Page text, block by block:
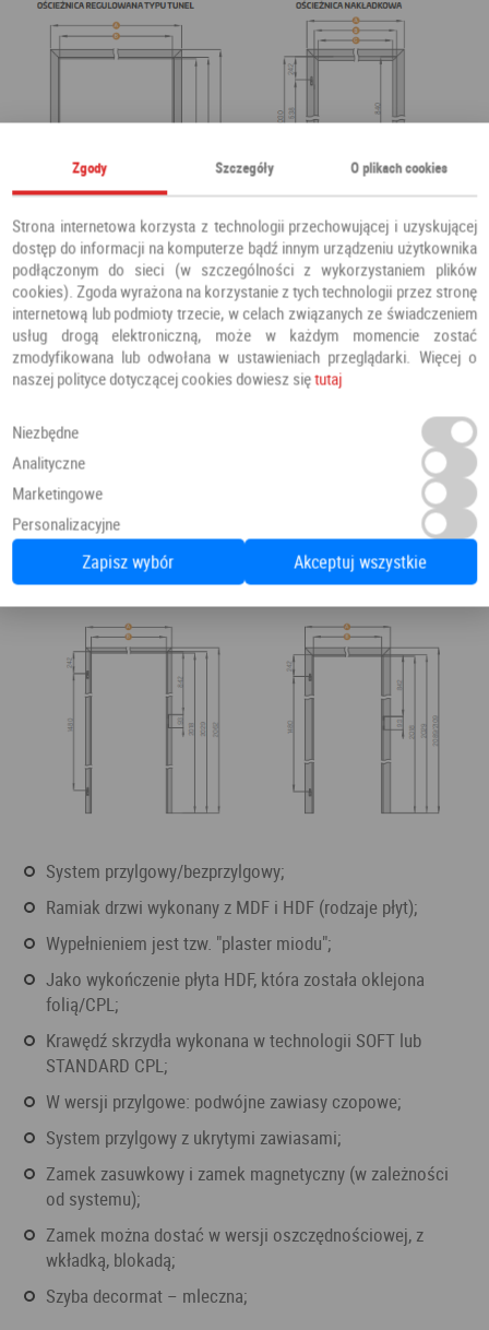
system przylgowy/bezprzylgowy;
ramiak drzwi wykonany z MDF i HDF (rodzaje płyt);
wypełnieniem jest tzw. "plaster miodu";
jako wykończenie płyta HDF, która została oklejona
folią/CPL;
krawędź skrzydła wykonana w technologii SOFT lub
STANDARD CPL;
w wersji przylgowe: podwójne zawiasy czopowe;
system przylgowy z ukrytymi zawiasami;
zamek zasuwkowy i zamek magnetyczny (w zależności
od systemu);
zamek można dostać w wersji oszczędnościowej, z
wkładką, blokadą;
szyba decormat – mleczna;
Zgody Szczegóły O plikach cookies
Strona internetowa korzysta z technologii przechowującej i uzyskującej
dostęp do informacji na komputerze bądź innym urządzeniu użytkownika
podłączonym do sieci (w szczególności z wykorzystaniem plików
cookies). Zgoda wyrażona na korzystanie z tych technologii przez stronę
internetową lub podmioty trzecie, w celach związanych ze świadczeniem
usług drogą elektroniczną, może w każdym momencie zostać
zmodyfikowana lub odwołana w ustawieniach przeglądarki. Więcej o
naszej polityce dotyczącej cookies dowiesz siętutaj
Niezbędne
Analityczne
Marketingowe
Personalizacyjne
Zapisz wybór Akceptuj wszystkie